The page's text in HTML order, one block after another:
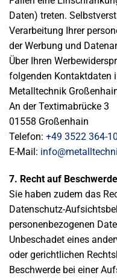
Daten) treten.
Verarbeitung Ihrer
der Werbung und
Über Ihren
folgenden Kontaktdaten
Metalltechnik
An der Textimabrücke 3
01558 Großenhain
Telefon: +49 3522 364-10
E-Mail:
7. Recht auf
Sie haben zudem das
Datenschutz-
personenbezogenen
Unbeschadet eines
oder gerichtlichen
Beschwerde bei einer